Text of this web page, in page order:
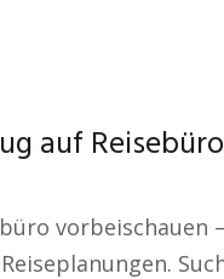
auf
vorbeischauen